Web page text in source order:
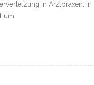
in Arztpraxen. In
um